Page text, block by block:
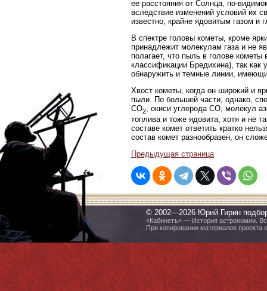
ее расстояния от Солнца, по-
вследствие изменений условий их
известно, крайне ядовитым газом и
В спектре головы кометы, кроме
принадлежит молекулам газа и не
полагает, что пыль в голове
классификации Бредихина), так
обнаружить и темные линии,
Хвост кометы, когда он широкий и
пыли. По большей части, однако,
CO2, окиси углерода СО, молекул
топлива и тоже ядовита, хотя и не
составе комет ответить кратко
состав комет разнообразен, он
Предыдущая страница
© 2002—2026 Юрий Гирин
«Кабинетъ» — История астрономии.
При копировании материалов проекта